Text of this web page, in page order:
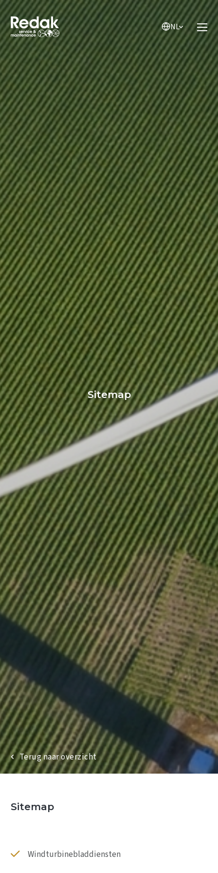
NL
NL
EN
DE
Windturbinebladdiensten
Reparatiediensten
Rope access commercieel
Projecten
Contact
Sitemap
Terug naar overzicht
Sitemap
Windturbinebladdiensten